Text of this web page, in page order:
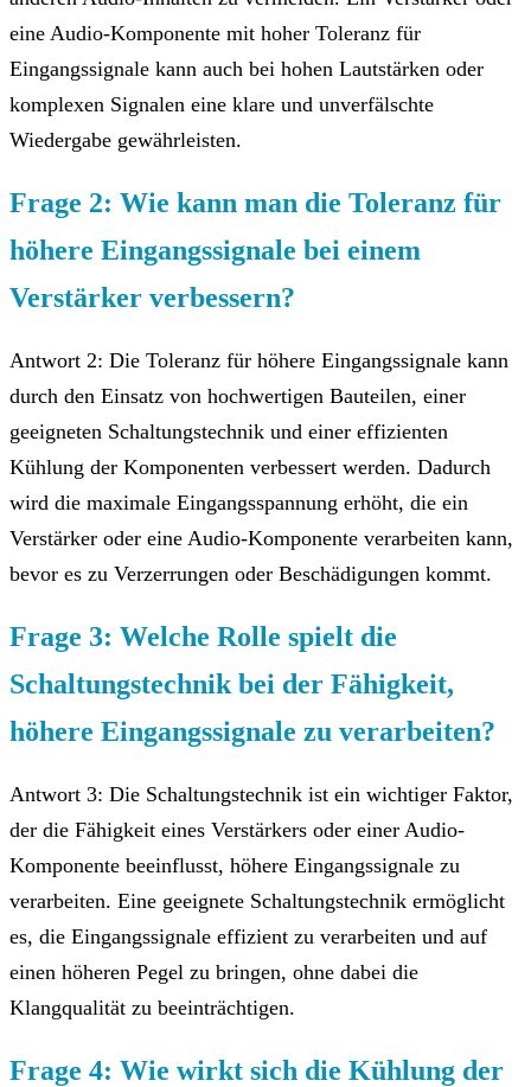
eine Audio-Komponente mit hoher Toleranz für
Eingangssignale kann auch bei hohen Lautstärken oder
komplexen Signalen eine klare und unverfälschte
Wiedergabe gewährleisten.
Frage 2: Wie kann man die Toleranz für
höhere Eingangssignale bei einem
Verstärker verbessern?
Antwort 2: Die Toleranz für höhere Eingangssignale kann
durch den Einsatz von hochwertigen Bauteilen, einer
geeigneten Schaltungstechnik und einer effizienten
Kühlung der Komponenten verbessert werden. Dadurch
wird die maximale Eingangsspannung erhöht, die ein
Verstärker oder eine Audio-Komponente verarbeiten kann,
bevor es zu Verzerrungen oder Beschädigungen kommt.
Frage 3: Welche Rolle spielt die
Schaltungstechnik bei der Fähigkeit,
höhere Eingangssignale zu verarbeiten?
Antwort 3: Die Schaltungstechnik ist ein wichtiger Faktor,
der die Fähigkeit eines Verstärkers oder einer Audio-
Komponente beeinflusst, höhere Eingangssignale zu
verarbeiten. Eine geeignete Schaltungstechnik ermöglicht
es, die Eingangssignale effizient zu verarbeiten und auf
einen höheren Pegel zu bringen, ohne dabei die
Klangqualität zu beeinträchtigen.
Frage 4: Wie wirkt sich die Kühlung der